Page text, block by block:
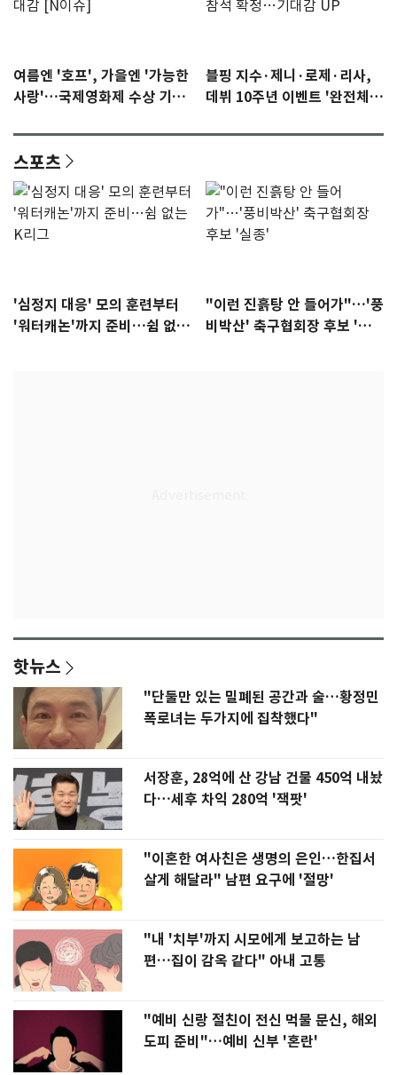
여름엔 '호프', 가을엔 '가능한
사랑'…국제영화제 수상 기대
블핑 지수·제니·로제·리사,
데뷔 10주년 이벤트 '완전체'
스포츠
'심정지 대응' 모의 훈련부터
'워터캐논'까지 준비…쉼 없는
"이런 진흙탕 안 들어가"…'풍
비박산' 축구협회장 후보 '실
핫뉴스
"단둘만 있는 밀폐된 공간과 술…황정민
폭로녀는 두가지에 집착했다"
서장훈, 28억에 산 강남 건물 450억 내놨
다…세후 차익 280억 '잭팟'
"이혼한 여사친은 생명의 은인…한집서
살게 해달라" 남편 요구에 '절망'
"내 '치부'까지 시모에게 보고하는 남
편…집이 감옥 같다" 아내 고통
"예비 신랑 절친이 전신 먹물 문신, 해외
도피 준비"…예비 신부 '혼란'